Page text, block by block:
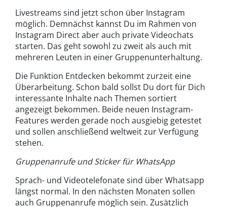
Livestreams sind jetzt schon über Instagram
möglich. Demnächst kannst Du im Rahmen von
Instagram Direct aber auch private Videochats
starten. Das geht sowohl zu zweit als auch mit
mehreren Leuten in einer Gruppenunterhaltung.
Die Funktion Entdecken bekommt zurzeit eine
Überarbeitung. Schon bald sollst Du dort für Dich
interessante Inhalte nach Themen sortiert
angezeigt bekommen. Beide neuen Instagram-
Features werden gerade noch ausgiebig getestet
und sollen anschließend weltweit zur Verfügung
stehen.
Gruppenanrufe und Sticker für WhatsApp
Sprach- und Videotelefonate sind über Whatsapp
längst normal. In den nächsten Monaten sollen
auch Gruppenanrufe möglich sein. Zusätzlich